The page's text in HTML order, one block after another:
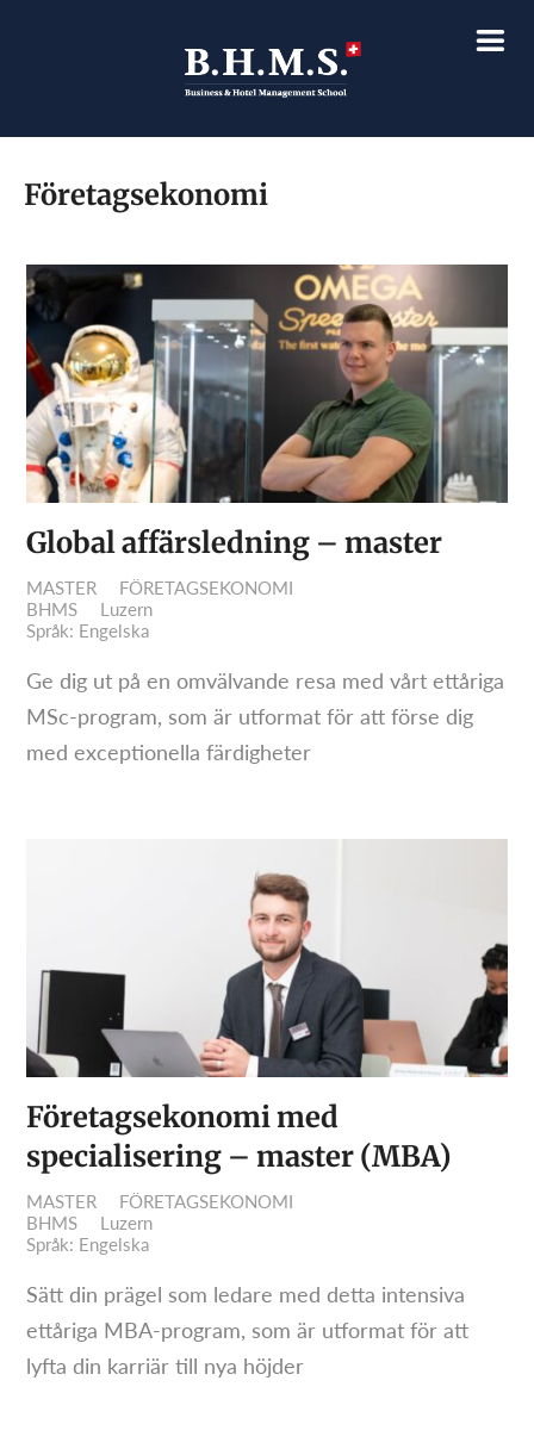
Företagsekonomi
Global affärsledning – master
MASTER
FÖRETAGSEKONOMI
BHMS
Luzern
Språk: Engelska
Ge dig ut på en omvälvande resa med vårt ettåriga
MSc-program, som är utformat för att förse dig
med exceptionella färdigheter
Företagsekonomi med
specialisering – master (MBA)
MASTER
FÖRETAGSEKONOMI
BHMS
Luzern
Språk: Engelska
Sätt din prägel som ledare med detta intensiva
ettåriga MBA-program, som är utformat för att
lyfta din karriär till nya höjder